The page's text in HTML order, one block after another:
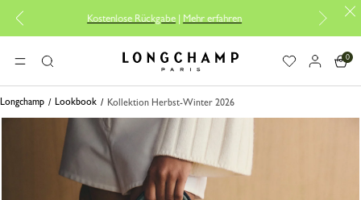
Kostenlose Rückgabe |Mehr erfahren
MENÜSuche Longchamp - Home
0
Longchamp Lookbook Kollektion Herbst-Winter 2026